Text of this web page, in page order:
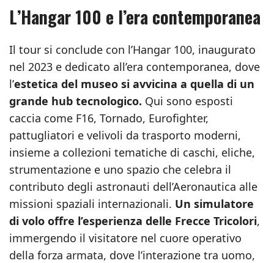
L’Hangar 100 e l’era contemporanea
Il tour si conclude con l’Hangar 100, inaugurato
nel 2023 e dedicato all’era contemporanea, dove
l’estetica del museo si avvicina a quella di un
grande hub tecnologico. Qui sono esposti
caccia come F16, Tornado, Eurofighter,
pattugliatori e velivoli da trasporto moderni,
insieme a collezioni tematiche di caschi, eliche,
strumentazione e uno spazio che celebra il
contributo degli astronauti dell’Aeronautica alle
missioni spaziali internazionali. Un simulatore
di volo offre l’esperienza delle Frecce Tricolori,
immergendo il visitatore nel cuore operativo
della forza armata, dove l’interazione tra uomo,